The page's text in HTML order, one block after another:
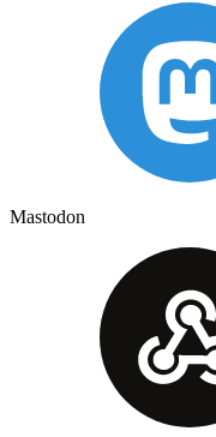
Mastodon